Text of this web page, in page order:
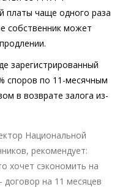
платы чаще одного раза
собственник может
зарегистрированный
споров по 11-месячным
в возврате залога из-
Национальной
рекомендует:
хочет сэкономить на
договор на 11 месяцев